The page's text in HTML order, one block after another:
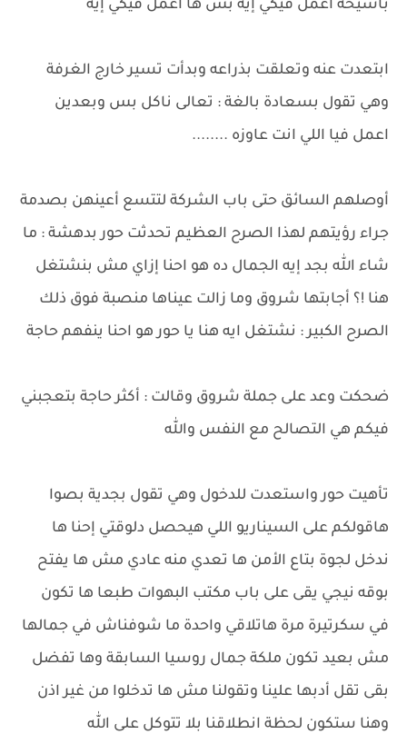
باشيخة أعمل فيكي إيه بس ها أعمل فيكي إيه
ابتعدت عنه وتعلقت بذراعه وبدأت تسير خارج الغرفة
وهي تقول بسعادة بالغة : تعالى ناكل بس وبعدين
اعمل فيا اللي انت عاوزه ........
أوصلهم السائق حتى باب الشركة لتتسع أعينهن بصدمة
جراء رؤيتهم لهذا الصرح العظيم تحدثت حور بدهشة : ما
شاء الله بجد إيه الجمال ده هو احنا إزاي مش بنشتغل
هنا !؟ أجابتها شروق وما زالت عيناها منصبة فوق ذلك
الصرح الكبير : نشتغل ايه هنا يا حور هو احنا ينفهم حاجة
ضحكت وعد على جملة شروق وقالت : أكثر حاجة بتعجبني
فيكم هي التصالح مع النفس والله
تأهيت حور واستعدت للدخول وهي تقول بجدية بصوا
هاقولكم على السيناريو اللي هيحصل دلوقتي إحنا ها
ندخل لجوة بتاع الأمن ها تعدي منه عادي مش ها يفتح
بوقه نيجي يقى على باب مكتب البهوات طبعا ها تكون
في سكرتيرة مرة هاتلاقي واحدة ما شوفناش في جمالها
مش بعيد تكون ملكة جمال روسيا السابقة وها تفضل
بقى تقل أدبها علينا وتقولنا مش ها تدخلوا من غير اذن
وهنا ستكون لحظة انطلاقنا بلا تتوكل على الله